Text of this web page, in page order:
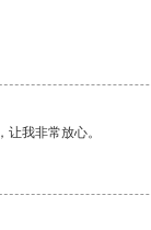
我非常放心。